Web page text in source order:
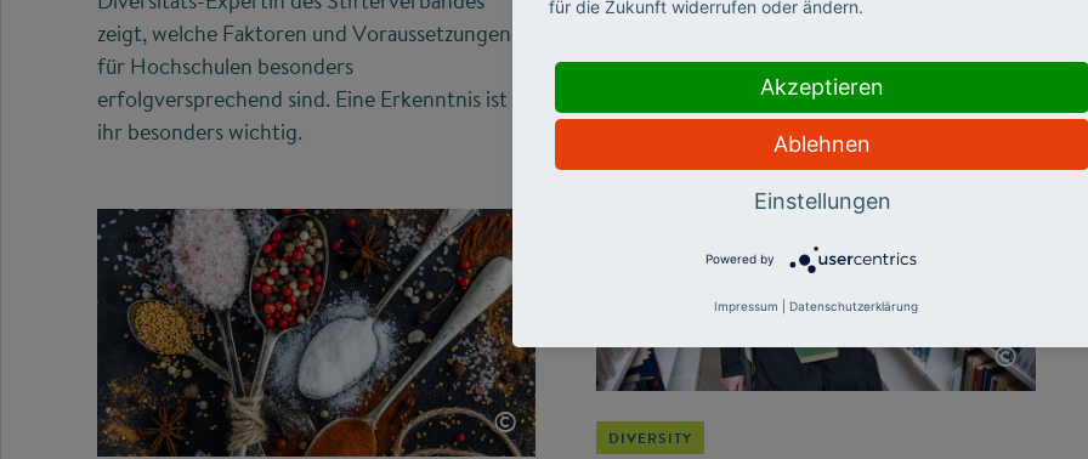
zeigt, welche Faktoren und Voraussetzungen
für Hochschulen besonders
erfolgversprechend sind. Eine Erkenntnis ist
ihr besonders wichtig.
chancengerechten Bildung.
©
©
DIVERSITY
für die Zukunft widerrufen oder ändern.
Akzeptieren
Ablehnen
Einstellungen
Powered by
Impressum Datenschutzerklärung